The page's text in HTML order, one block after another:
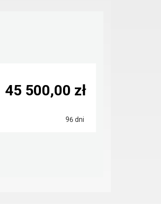
96 dni
45 500,00 zł